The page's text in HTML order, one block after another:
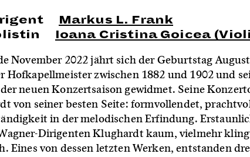
Markus L. Frank
Ioana Cristina Goicea
November 2022 jährt sich der Geburtstag
Hofkapellmeister zwischen 1882 und 1902 und
neuen Konzertsaison gewidmet. Seine
von seiner besten Seite: formvollendet,
in der melodischen Erfindung.
Dirigenten Klughardt kaum, vielmehr
Eines von dessen letzten Werken, entstanden